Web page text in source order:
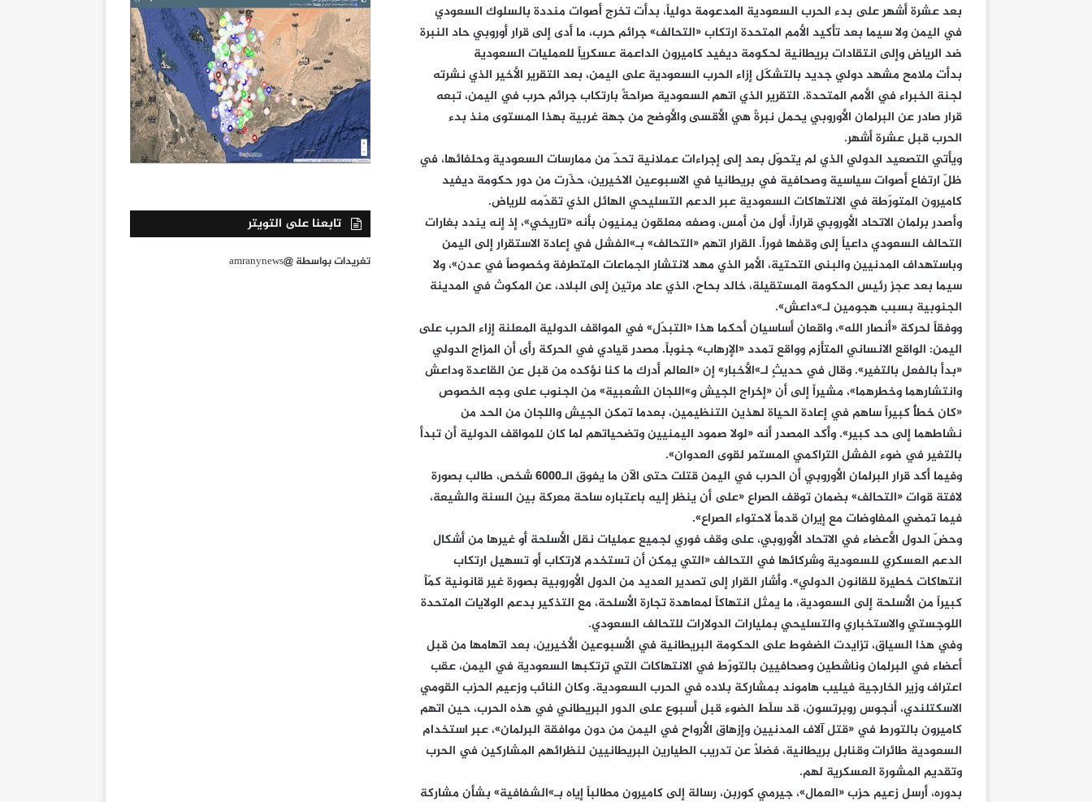
بعد عشرة أشهر على بدء الحرب السعودية المدعومة دولياً، بدأت تخرج أصوات منددة بالسلوك السعودي
في اليمن ولا سيما بعد تأكيد الأمم المتحدة ارتكاب «التحالف» جرائم حرب، ما أدى إلى قرار أوروبي حاد النبرة
ضد الرياض وإلى انتقادات بريطانية لحكومة ديفيد كاميرون الداعمة عسكرياً للعمليات السعودية
بدأت ملامح مشهد دولي جديد بالتشكّل إزاء الحرب السعودية على اليمن، بعد التقرير الأخير الذي نشرته
لجنة الخبراء في الأمم المتحدة. التقرير الذي اتهم السعودية صراحةً بارتكاب جرائم حرب في اليمن، تبعه
قرار صادر عن البرلمان الأوروبي يحمل نبرةً هي الأقسى والأوضح من جهة غربية بهذا المستوى منذ بدء
الحرب قبل عشرة أشهر.
ويأتي التصعيد الدولي الذي لم يتحوّل بعد إلى إجراءات عملانية تحدّ من ممارسات السعودية وحلفائها، في
ظلّ ارتفاع أصوات سياسية وصحافية في بريطانيا في الاسبوعين الاخيرين، حذّرت من دور حكومة ديفيد
كاميرون المتورّطة في الانتهاكات السعودية عبر الدعم التسليحي الهائل الذي تقدّمه للرياض.
وأصدر برلمان الاتحاد الأوروبي قراراً، أول من أمس، وصفه معلقون يمنيون بأنه «تاريخي»، إذ إنه يندد بغارات
التحالف السعودي داعياً إلى وقفها فوراً. القرار اتهم «التحالف» بـ»الفشل في إعادة الاستقرار إلى اليمن
وباستهداف المدنيين والبنى التحتية، الأمر الذي مهد لانتشار الجماعات المتطرفة وخصوصاً في عدن»، ولا
سيما بعد عجز رئيس الحكومة المستقيلة، خالد بحاح، الذي عاد مرتين إلى البلاد، عن المكوث في المدينة
الجنوبية بسبب هجومين لـ»داعش».
ووفقاً لحركة «أنصار الله»، واقعان أساسيان أحكما هذا «التبدّل» في المواقف الدولية المعلنة إزاء الحرب على
اليمن: الواقع الانساني المتأزم وواقع تمدد «الإرهاب» جنوباً. مصدر قيادي في الحركة رأى أن المزاج الدولي
«بدأ بالفعل بالتغير». وقال في حديثٍ لـ»الأخبار» إن «العالم أدرك ما كنا نؤكده من قبل عن القاعدة وداعش
وانتشارهما وخطرهما»، مشيراً إلى أن «إخراج الجيش و»اللجان الشعبية» من الجنوب على وجه الخصوص
«كان خطأً كبيراً ساهم في إعادة الحياة لهذين التنظيمين، بعدما تمكن الجيش واللجان من الحد من
نشاطهما إلى حد كبير». وأكد المصدر أنه «لولا صمود اليمنيين وتضحياتهم لما كان للمواقف الدولية أن تبدأ
بالتغير في ضوء الفشل التراكمي المستمر لقوى العدوان».
وفيما أكد قرار البرلمان الأوروبي أن الحرب في اليمن قتلت حتى الآن ما يفوق الـ6000 شخص، طالب بصورة
لافتة قوات «التحالف» بضمان توقف الصراع «على أن ينظر إليه باعتباره ساحة معركة بين السنة والشيعة،
فيما تمضي المفاوضات مع إيران قدماً لاحتواء الصراع».
وحضّ الدول الأعضاء في الاتحاد الأوروبي، على وقف فوري لجميع عمليات نقل الأسلحة أو غيرها من أشكال
الدعم العسكري للسعودية وشركائها في التحالف «التي يمكن أن تستخدم لارتكاب أو تسهيل ارتكاب
انتهاكات خطيرة للقانون الدولي». وأشار القرار إلى تصدير العديد من الدول الأوروبية بصورة غير قانونية كمّاً
كبيراً من الأسلحة إلى السعودية، ما يمثل انتهاكاً لمعاهدة تجارة الأسلحة، مع التذكير بدعم الولايات المتحدة
اللوجستي والاستخباري والتسليحي بمليارات الدولارات للتحالف السعودي.
وفي هذا السياق، تزايدت الضغوط على الحكومة البريطانية في الأسبوعين الأخيرين، بعد اتهامها من قبل
أعضاء في البرلمان وناشطين وصحافيين بالتورّط في الانتهاكات التي ترتكبها السعودية في اليمن، عقب
اعتراف وزير الخارجية فيليب هاموند بمشاركة بلاده في الحرب السعودية. وكان النائب وزعيم الحزب القومي
الاسكتلندي، أنجوس روبرتسون، قد سلّط الضوء قبل أسبوع على الدور البريطاني في هذه الحرب، حين اتهم
كاميرون بالتورط في «قتل آلاف المدنيين وإزهاق الأرواح في اليمن من دون موافقة البرلمان»، عبر استخدام
السعودية طائرات وقنابل بريطانية، فضلاً عن تدريب الطيارين البريطانيين لنظرائهم المشاركين في الحرب
وتقديم المشورة العسكرية لهم.
بدوره، أرسل زعيم حزب «العمال»، جيرمي كوربن، رسالة إلى كاميرون مطالباً إياه بـ»الشفافية» بشأن مشاركة
تابعنا على التويتر
تغريدات بواسطة @amranynews